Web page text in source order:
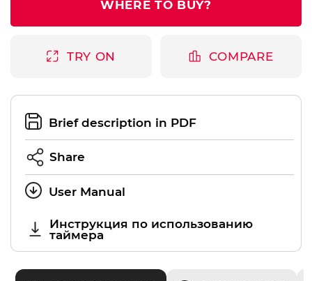
WHERE TO BUY?
TRY ON COMPARE
Brief description in PDF
Share
User Manual
Инструкция по использованию
таймера